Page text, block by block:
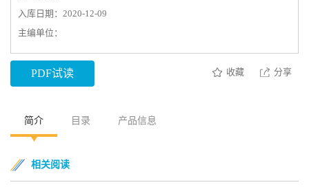
入库日期：2020-12-09
主编单位：
PDF试读 收藏 分享
简介 目录 产品信息
相关阅读